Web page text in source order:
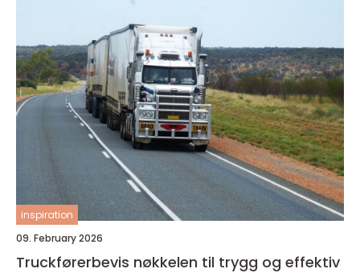
inspiration
09. February 2026
Truckførerbevis nøkkelen til trygg og effektiv